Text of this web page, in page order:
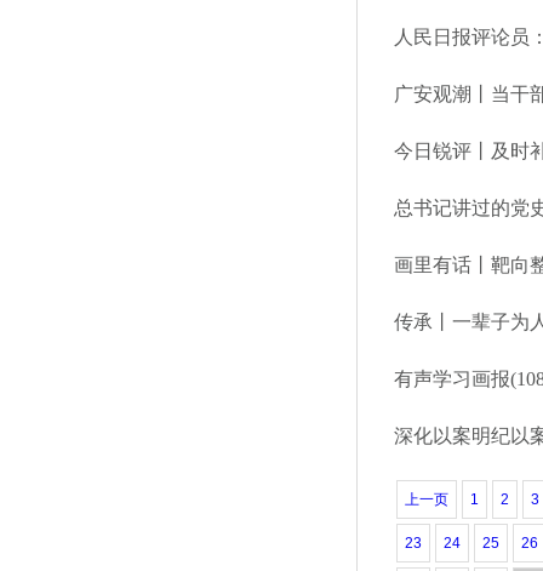
人民日报评论员
广安观潮丨当干
今日锐评丨及时
总书记讲过的党
画里有话丨靶向
传承丨一辈子为
有声学习画报
深化以案明纪以
上一页 1 2 3
23 24 25 26